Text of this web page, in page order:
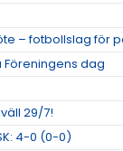
– fotbollslag för
dag
29/7!
4-0 (0-0)